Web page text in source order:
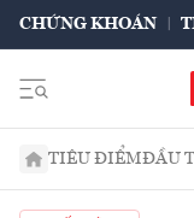
CHỨNG KHOÁN
TIÊU ĐIỂMĐẦU